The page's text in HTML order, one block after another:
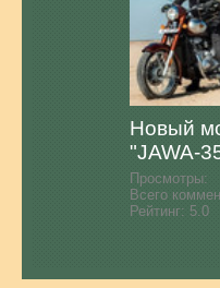
Новый
"JAWA-
Просмотры:
Всего
Рейтинг: 5.0